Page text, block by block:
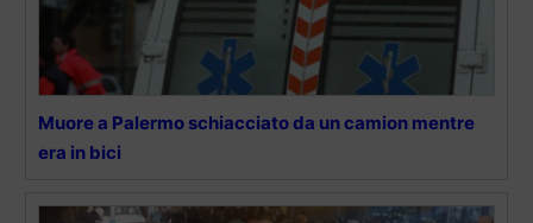
Muore a Palermo schiacciato da un camion mentre
era in bici